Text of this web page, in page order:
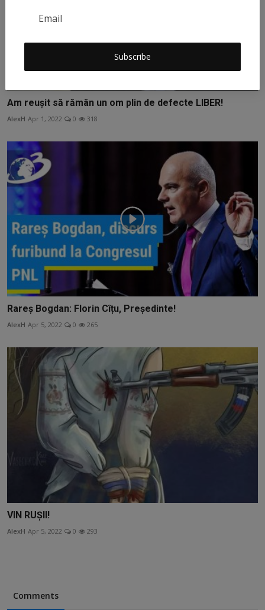
Subscribe
Am reușit să rămân un om plin de defecte LIBER!
AlexH Apr 1, 2022 0 318
Rareș Bogdan: Florin Cîțu, Președinte!
AlexH Apr 5, 2022 0 265
VIN RUȘII!
AlexH Apr 5, 2022 0 293
Comments